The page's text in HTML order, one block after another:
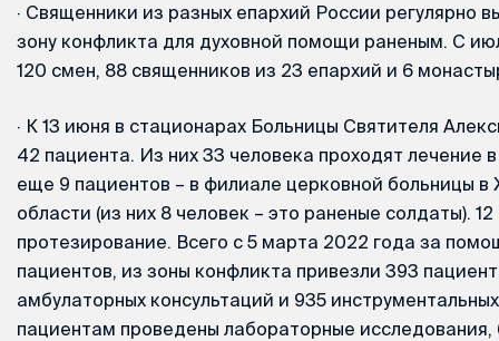
· Священники из разных епархий России регулярно
зону конфликта для духовной помощи раненым. С
120 смен, 88 священников из 23 епархий и 6
· К 13 июня в стационарах Больницы Святителя
42 пациента. Из них 33 человека проходят лечение
еще 9 пациентов – в филиале церковной больницы
области (из них 8 человек – это раненые солдаты).
протезирование. Всего с 5 марта 2022 года за
пациентов, из зоны конфликта привезли 393
амбулаторных консультаций и 935
пациентам проведены лабораторные исследования,